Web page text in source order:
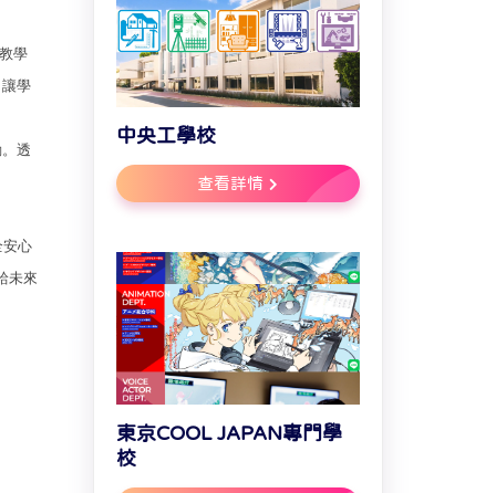
學
學
透
心
未來
中央工學校
查看詳情
東京COOL JAPAN專門學
校